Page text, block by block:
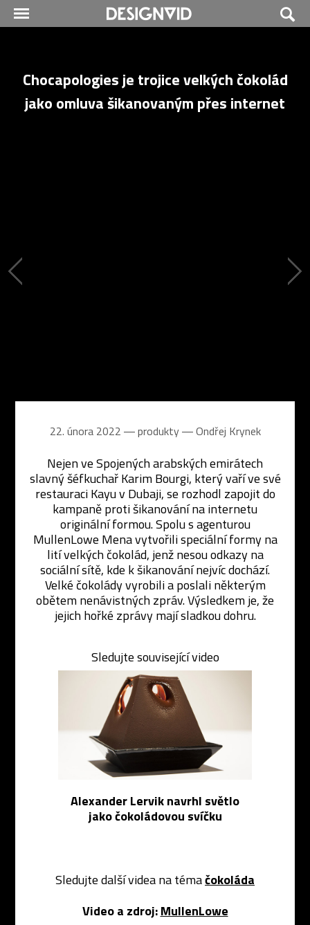
Chocapologies je trojice velkých čokolád
jako omluva šikanovaným přes internet
22. února 2022 ― produkty ―Ondřej Krynek
Nejen ve Spojených arabských emirátech
slavný šéfkuchař Karim Bourgi, který vaří ve své
restauraci Kayu v Dubaji, se rozhodl zapojit do
kampaně proti šikanování na internetu
originální formou. Spolu s agenturou
MullenLowe Mena vytvořili speciální formy na
lití velkých čokolád, jenž nesou odkazy na
sociální sítě, kde k šikanování nejvíc dochází.
Velké čokolády vyrobili a poslali některým
obětem nenávistných zpráv. Výsledkem je, že
jejich hořké zprávy mají sladkou dohru.
Sledujte související video
Alexander Lervik navrhl světlo
jako čokoládovou svíčku
Sledujte další videa na témačokoláda
Video a zdroj: MullenLowe